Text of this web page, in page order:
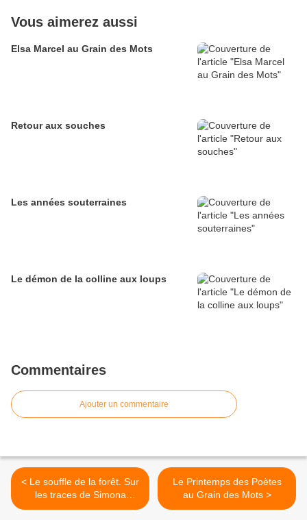
Vous aimerez aussi
Elsa Marcel au Grain des Mots
Retour aux souches
Les années souterraines
Le démon de la colline aux loups
Commentaires
Ajouter un commentaire
< Le souffle de la forêt. Sur
les traces de Simona
Kossak
Le Printemps des Poètes
au Grain des Mots >